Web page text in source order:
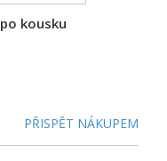
kousku
PŘISPĚT NÁKUPEM